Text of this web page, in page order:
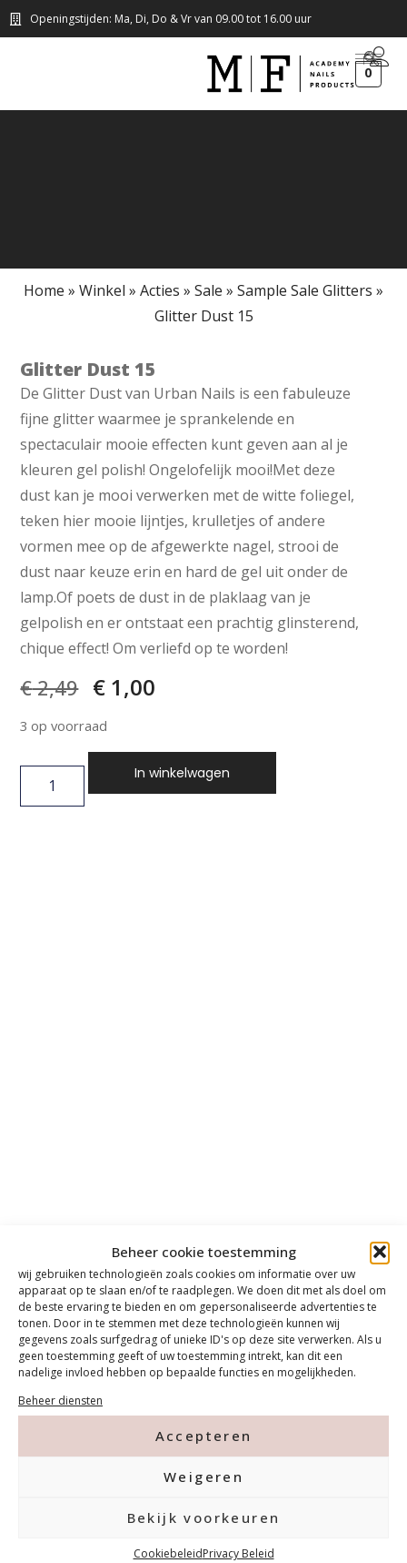
Beheer cookie toestemming
wij gebruiken technologieën zoals cookies om informatie over uw
apparaat op te slaan en/of te raadplegen. We doen dit met als doel om
de beste ervaring te bieden en om gepersonaliseerde advertenties te
tonen. Door in te stemmen met deze technologieën kunnen wij
gegevens zoals surfgedrag of unieke ID's op deze site verwerken. Als u
geen toestemming geeft of uw toestemming intrekt, kan dit een
nadelige invloed hebben op bepaalde functies en mogelijkheden.
Beheer diensten
Accepteren
Weigeren
Bekijk voorkeuren
CookiebeleidPrivacy Beleid
Openingstijden: Ma, Di, Do & Vr van 09.00 tot 16.00 uur
0
Home » Winkel » Acties » Sale » Sample Sale Glitters »
Glitter Dust 15
Glitter Dust 15
De Glitter Dust van Urban Nails is een fabuleuze
fijne glitter waarmee je sprankelende en
spectaculair mooie effecten kunt geven aan al je
kleuren gel polish! Ongelofelijk mooi!Met deze
dust kan je mooi verwerken met de witte foliegel,
teken hier mooie lijntjes, krulletjes of andere
vormen mee op de afgewerkte nagel, strooi de
dust naar keuze erin en hard de gel uit onder de
lamp.Of poets de dust in de plaklaag van je
gelpolish en er ontstaat een prachtig glinsterend,
chique effect! Om verliefd op te worden!
€2,49 € 1,00
3 op voorraad
In winkelwagen